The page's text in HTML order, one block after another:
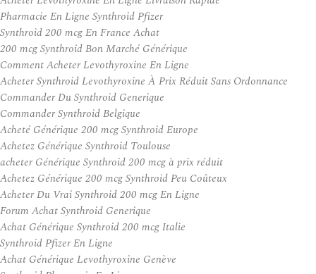
Pharmacie En Ligne Synthroid Pfizer
Synthroid 200 mcg En France Achat
200 mcg Synthroid Bon Marché Générique
Comment Acheter Levothyroxine En Ligne
Acheter Synthroid Levothyroxine À Prix Réduit Sans Ordonnance
Commander Du Synthroid Generique
Commander Synthroid Belgique
Acheté Générique 200 mcg Synthroid Europe
Achetez Générique Synthroid Toulouse
acheter Générique Synthroid 200 mcg à prix réduit
Achetez Générique 200 mcg Synthroid Peu Coûteux
Acheter Du Vrai Synthroid 200 mcg En Ligne
Forum Achat Synthroid Generique
Achat Générique Synthroid 200 mcg Italie
Synthroid Pfizer En Ligne
Achat Générique Levothyroxine Genève